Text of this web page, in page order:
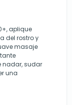
aplique
del rostro y
masaje
nadar, sudar
una